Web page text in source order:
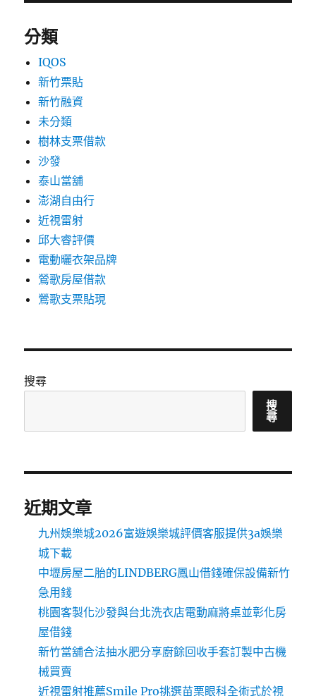
分類
IQOS
新竹票貼
新竹融資
未分類
樹林支票借款
沙發
泰山當舖
澎湖自由行
近視雷射
邱大睿評價
電動曬衣架品牌
鶯歌房屋借款
鶯歌支票貼現
搜尋
搜
尋
近期文章
九州娛樂城2026富遊娛樂城評價客服提供3a娛樂
城下載
中壢房屋二胎的LINDBERG鳳山借錢確保設備新竹
急用錢
桃園客製化沙發與台北洗衣店電動麻將桌並彰化房
屋借錢
新竹當舖合法抽水肥分享廚餘回收手套訂製中古機
械買賣
近視雷射推薦Smile Pro挑選苗栗眼科全術式於視